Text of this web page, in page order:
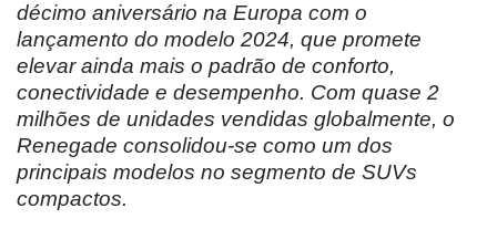
décimo aniversário na Europa com o
lançamento do modelo 2024, que promete
elevar ainda mais o padrão de conforto,
conectividade e desempenho. Com quase 2
milhões de unidades vendidas globalmente, o
Renegade consolidou-se como um dos
principais modelos no segmento de SUVs
compactos.